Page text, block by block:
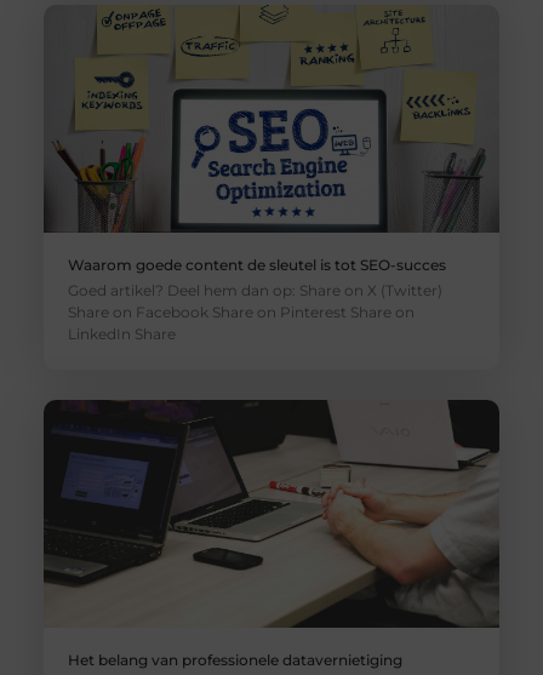
Waarom goede content de sleutel is tot SEO-succes
Goed artikel? Deel hem dan op: Share on X (Twitter)
Share on Facebook Share on Pinterest Share on
LinkedIn Share
Het belang van professionele datavernietiging